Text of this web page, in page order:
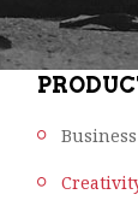
Business